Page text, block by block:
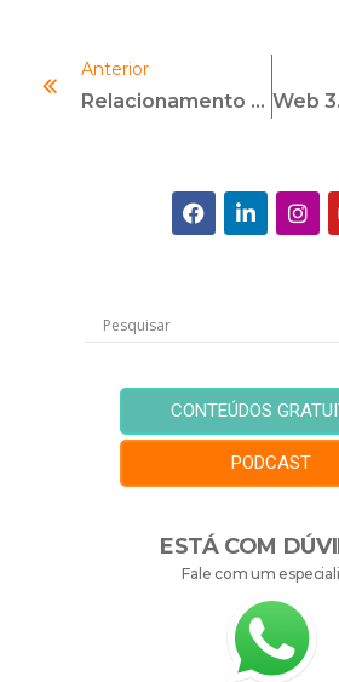
Anterior
Relacionamento Entre Agentes Públicos E A Iniciativa Privada
CONTEÚDOS
PODCAST
ESTÁ COM
Fale com um